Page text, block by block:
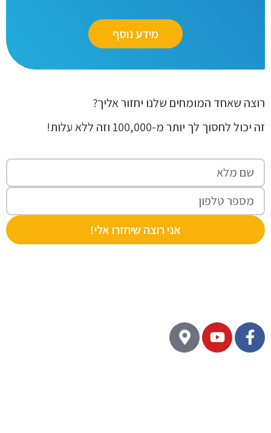
מידע נוסף
רוצה שאחד המומחים שלנו יחזור אליך?
זה יכול לחסוך לך יותר מ-100,000 וזה ללא עלות!
אני רוצה שיחזרו אלי!